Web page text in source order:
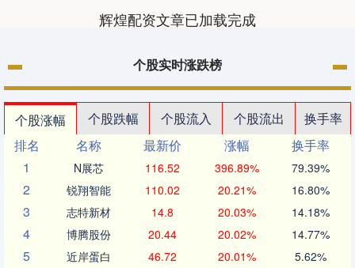
辉煌配资文章已加载完成
个股实时涨跌榜
个股涨幅 个股跌幅 个股流入 个股流出
换手率
排名
名称 最新价 涨幅
换手率
1
N展芯 116.52 396.89% 79.39%
2 锐翔智能 110.02 20.21% 16.80%
3 志特新材 14.8 20.03% 14.18%
4 博腾股份 20.44 20.02% 14.77%
5 近岸蛋白 46.72 20.01% 5.62%